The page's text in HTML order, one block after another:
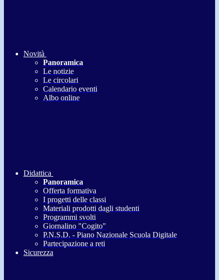
Novità
Panoramica
Le notizie
Le circolari
Calendario eventi
Albo online
Didattica
Panoramica
Offerta formativa
I progetti delle classi
Materiali prodotti dagli studenti
Programmi svolti
Giornalino "Cogito"
P.N.S.D. - Piano Nazionale Scuola Digitale
Partecipazione a reti
Sicurezza